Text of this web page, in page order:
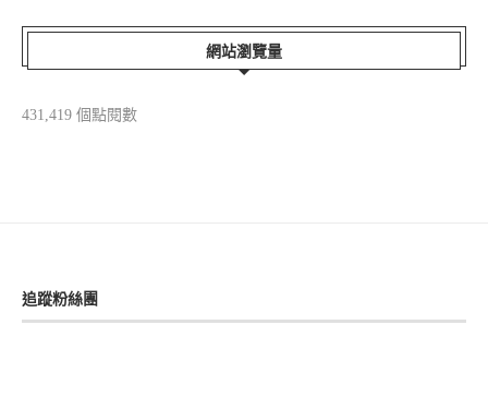
網站瀏覽量
431,419 個點閱數
追蹤粉絲團